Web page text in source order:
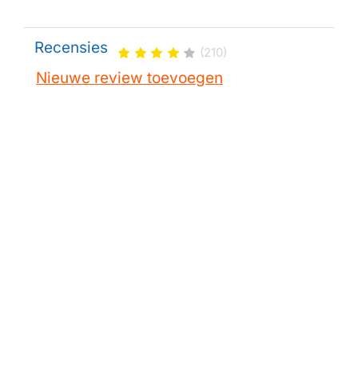
Recensies (210)
Nieuwe review toevoegen